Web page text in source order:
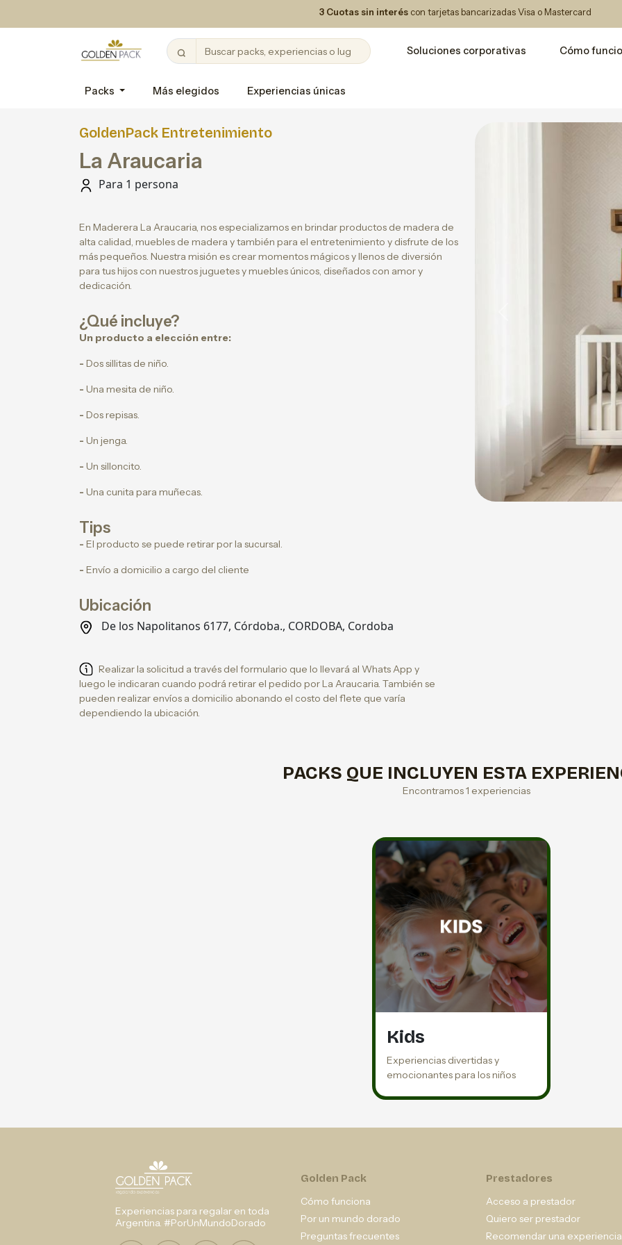
3 Cuotas sin interés con tarjetas bancarizadas Visa o Mastercard
Soluciones corporativas Cómo
Packs Más elegidos Experiencias únicas
GoldenPack Entretenimiento
La Araucaria
Para 1 persona
En Maderera La Araucaria, nos especializamos en brindar productos de madera de
alta calidad, muebles de madera y también para el entretenimiento y disfrute de los
más pequeños. Nuestra misión es crear momentos mágicos y llenos de diversión
para tus hijos con nuestros juguetes y muebles únicos, diseñados con amor y
dedicación.
¿Qué incluye?
Un producto a elección entre:
- Dos sillitas de niño.
- Una mesita de niño.
- Dos repisas.
- Un jenga.
- Un silloncito.
- Una cunita para muñecas.
Tips
- El producto se puede retirar por la sucursal.
- Envío a domicilio a cargo del cliente
Ubicación
De los Napolitanos 6177, Córdoba., CORDOBA, Cordoba
Realizar la solicitud a través del formulario que lo llevará al Whats App y
luego le indicaran cuando podrá retirar el pedido por La Araucaria. También se
pueden realizar envíos a domicilio abonando el costo del flete que varía
dependiendo la ubicación.
PACKS QUE INCLUYEN ESTA
Encontramos 1 experiencias
Kids
Experiencias divertidas y
emocionantes para los niños
Experiencias para regalar en toda
Argentina. #PorUnMundoDorado
Golden Pack
Cómo funciona
Por un mundo dorado
Preguntas frecuentes
Prestadores
Acceso a prestador
Quiero ser prestador
Recomendar una experiencia